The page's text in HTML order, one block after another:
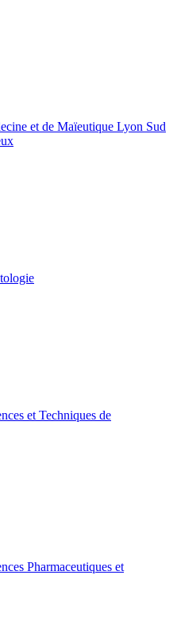
et de Maïeutique Lyon Sud
et Techniques de
Pharmaceutiques et